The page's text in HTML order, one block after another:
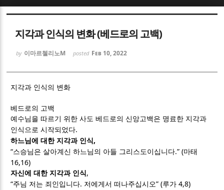
지각과 인식의 변화 (베드로의 고백)
by 이마르첼리노M posted Feb 10, 2022
지각과 인식의 변화
베드로의 고백
예수님을 따르기 위한 사도 베드로의 신앙고백은 명료한 지각과
인식으로 시작되었다.
하느님에 대한 지각과 인식,
“스승님은 살아계신 하느님의 아들 그리스도이십니다.” (마태
16,16)
자신에 대한 지각과 인식 ,
“주님 저는 죄인입니다. 저에게서 떠나주십시오” (루가4,8)
Sketchbook5, 스케치북5
Sketchbook5, 스케치북5
Sketchbook5, 스케치북5
Sketchbook5, 스케치북5